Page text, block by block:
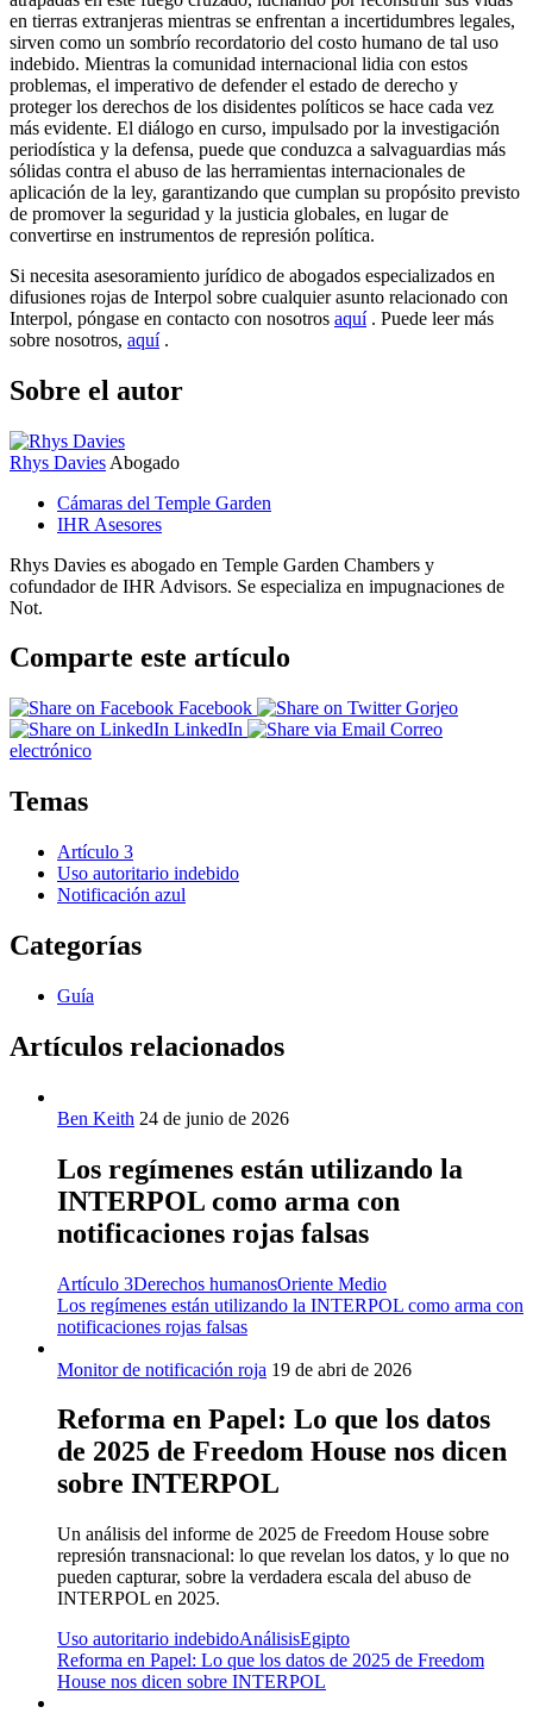
en tierras extranjeras mientras se enfrentan a incertidumbres legales,
sirven como un sombrío recordatorio del costo humano de tal uso
indebido. Mientras la comunidad internacional lidia con estos
problemas, el imperativo de defender el estado de derecho y
proteger los derechos de los disidentes políticos se hace cada vez
más evidente. El diálogo en curso, impulsado por la investigación
periodística y la defensa, puede que conduzca a salvaguardias más
sólidas contra el abuso de las herramientas internacionales de
aplicación de la ley, garantizando que cumplan su propósito previsto
de promover la seguridad y la justicia globales, en lugar de
convertirse en instrumentos de represión política.
Si necesita asesoramiento jurídico de abogados especializados en
difusiones rojas de Interpol sobre cualquier asunto relacionado con
Interpol, póngase en contacto con nosotros aquí. Puede leer más
sobre nosotros, aquí.
Sobre el autor
Rhys Davies Abogado
Cámaras del Temple Garden
IHR Asesores
Rhys Davies es abogado en Temple Garden Chambers y
cofundador de IHR Advisors. Se especializa en impugnaciones de
Not.
Comparte este artículo
Facebook
Gorjeo
LinkedIn
Correo
electrónico
Temas
Artículo 3
Uso autoritario indebido
Notificación azul
Categorías
Guía
Artículos relacionados
Ben Keith 24 de junio de 2026
Los regímenes están utilizando la
INTERPOL como arma con
notificaciones rojas falsas
Artículo 3Derechos humanosOriente Medio
Los regímenes están utilizando la INTERPOL como arma con
notificaciones rojas falsas
Monitor de notificación roja 19 de abri de 2026
Reforma en Papel: Lo que los datos
de 2025 de Freedom House nos dicen
sobre INTERPOL
Un análisis del informe de 2025 de Freedom House sobre
represión transnacional: lo que revelan los datos, y lo que no
pueden capturar, sobre la verdadera escala del abuso de
INTERPOL en 2025.
Uso autoritario indebidoAnálisisEgipto
Reforma en Papel: Lo que los datos de 2025 de Freedom
House nos dicen sobre INTERPOL